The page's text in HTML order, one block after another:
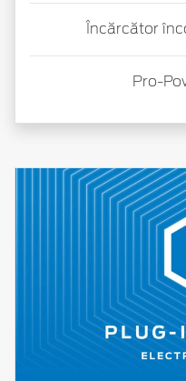
Încărcător
Pro-